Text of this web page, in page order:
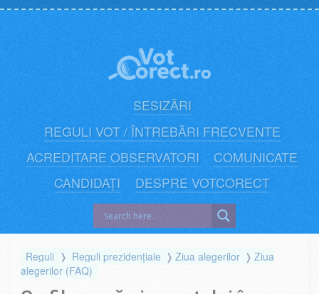
SESIZĂRI
REGULI VOT / ÎNTREBĂRI FRECVENTE
ACREDITARE OBSERVATORI
COMUNICATE
CANDIDAȚI
DESPRE VOTCORECT
Reguli Reguli prezidențiale Ziua alegerilor
Ziua
alegerilor (FAQ)